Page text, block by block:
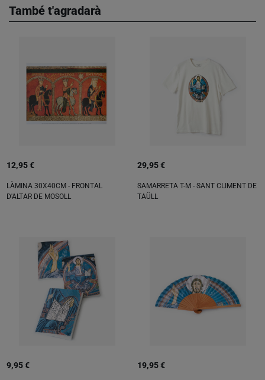
També t'agradarà
12,95 €
LÀMINA 30X40CM - FRONTAL
D'ALTAR DE MOSOLL
29,95 €
SAMARRETA T-M - SANT CLIMENT DE
TAÜLL
9,95 € 19,95 €